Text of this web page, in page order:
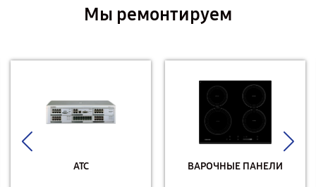
Мы ремонтируем
АТС ВАРОЧНЫЕ ПАНЕЛИ